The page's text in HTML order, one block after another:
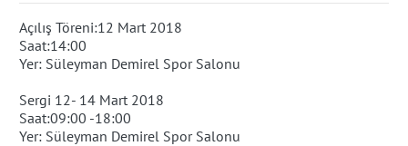
Açılış Töreni:12 Mart 2018
Saat:14:00
Yer: Süleyman Demirel Spor Salonu
Sergi 12- 14 Mart 2018
Saat:09:00 -18:00
Yer: Süleyman Demirel Spor Salonu